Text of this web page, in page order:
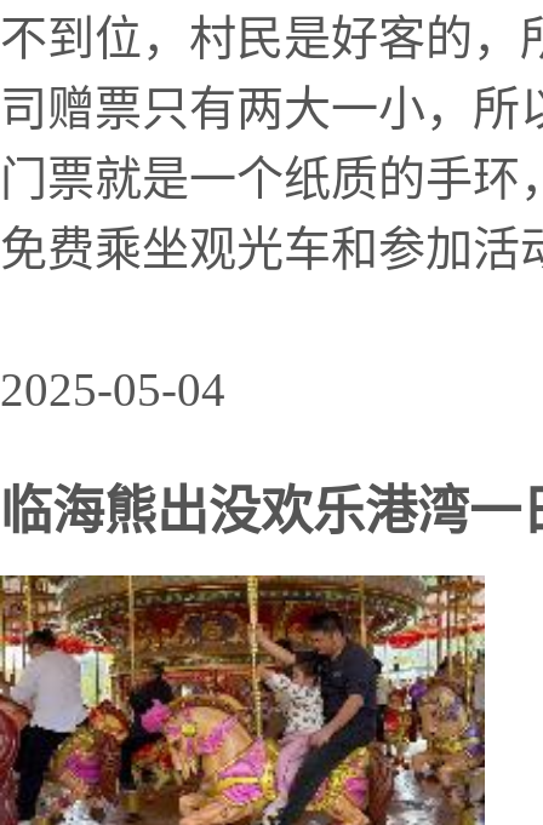
不到位，村民是好客的
司赠票只有两大一小，
门票就是一个纸质的手
免费乘坐观光车和参加活
2025-05-04
临海熊出没欢乐港湾一